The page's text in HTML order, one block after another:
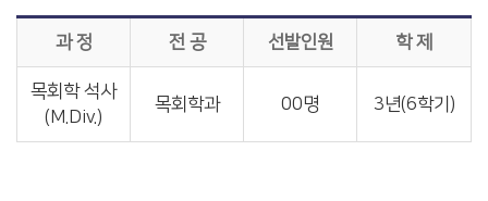
과 정 전 공 선발인원 학 제
목회학 석사
(M.Div.)
목회학과 00명 3년(6학기)